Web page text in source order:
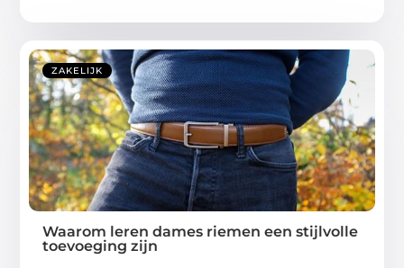
ZAKELIJK
Waarom leren dames riemen een stijlvolle
toevoeging zijn